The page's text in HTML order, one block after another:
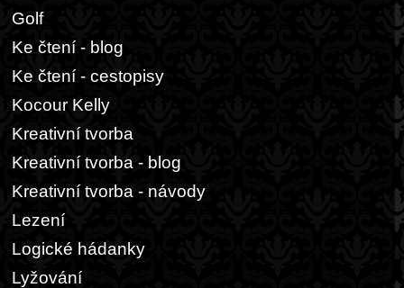
Golf
Ke čtení - blog
Ke čtení - cestopisy
Kocour Kelly
Kreativní tvorba
Kreativní tvorba - blog
Kreativní tvorba - návody
Lezení
Logické hádanky
Lyžování